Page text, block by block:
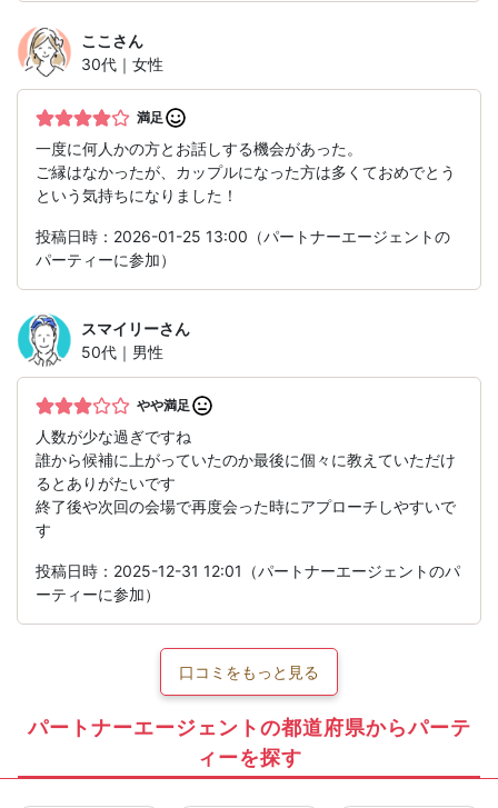
ここ さん
30代｜女性
満足
一度に何人かの方とお話しする機会があった。
ご縁はなかったが、カップルになった方は多くておめでとう
という気持ちになりました！
投稿日時：2026-01-25 13:00（パートナーエージェントの
パーティーに参加）
スマイリーさん
50代｜男性
やや満足
人数が少な過ぎですね
誰から候補に上がっていたのか最後に個々に教えていただけ
るとありがたいです
終了後や次回の会場で再度会った時にアプローチしやすいで
す
投稿日時：2025-12-31 12:01（パートナーエージェントのパ
ーティーに参加）
口コミをもっと見る
パートナーエージェントの都道府県からパーテ
ィーを探す